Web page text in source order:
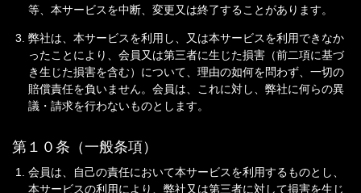
等、本サービスを中断、変更又は終了することがあります。
弊社は、本サービスを利用し、又は本サービスを利用できなか
ったことにより、会員又は第三者に生じた損害（前二項に基づ
き生じた損害を含む）について、理由の如何を問わず、一切の
賠償責任を負いません。会員は、これに対し、弊社に何らの異
議・請求を行わないものとします。
第１０条（一般条項）
会員は、自己の責任において本サービスを利用するものとし、
本サービスの利用により、弊社又は第三者に対して損害を生じ